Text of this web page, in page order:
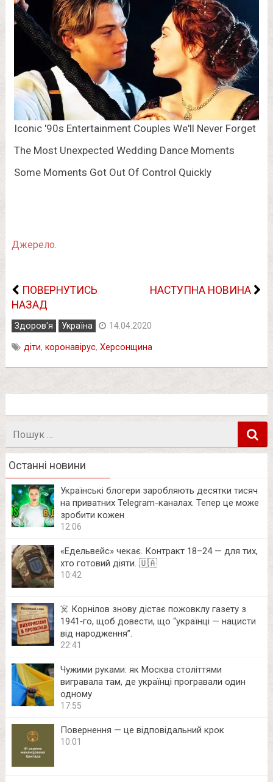
Джерело.
ПОВЕРНУТИСЬ
НАЗАД
НАСТУПНА НОВИНА
Здоров'я Україна 14.04.2020
діти, коронавірус, Херсонщина
Останні новини
Українські блогери заробляють десятки тисяч
на приватних Telegram-каналах. Тепер це може
зробити кожен
12:06
«Едельвейс» чекає. Контракт 18–24 — для тих,
хто готовий діяти. 🇺🇦
10:42
☠️ Корнілов знову дістає пожовклу газету з
1941‑го, щоб довести, що “українці — нацисти
від народження”.
22:41
Чужими руками: як Москва століттями
вигравала там, де українці програвали один
одному
17:55
Повернення — це відповідальний крок
10:01